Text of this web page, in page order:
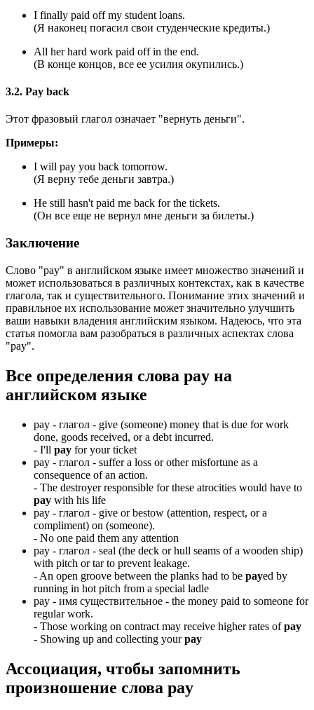
I finally paid off my student loans.
(Я наконец погасил свои студенческие кредиты.)
All her hard work paid off in the end.
(В конце концов, все ее усилия окупились.)
3.2. Pay back
Этот фразовый глагол означает "вернуть деньги".
Примеры:
I will pay you back tomorrow.
(Я верну тебе деньги завтра.)
He still hasn't paid me back for the tickets.
(Он все еще не вернул мне деньги за билеты.)
Заключение
Слово "pay" в английском языке имеет множество значений и
может использоваться в различных контекстах, как в качестве
глагола, так и существительного. Понимание этих значений и
правильное их использование может значительно улучшить
ваши навыки владения английским языком. Надеюсь, что эта
статья помогла вам разобраться в различных аспектах слова
"pay".
Все определения слова pay на
английском языке
pay - глагол - give (someone) money that is due for work
done, goods received, or a debt incurred.
- I'll pay for your ticket
pay - глагол - suffer a loss or other misfortune as a
consequence of an action.
- The destroyer responsible for these atrocities would have to
pay with his life
pay - глагол - give or bestow (attention, respect, or a
compliment) on (someone).
- No one paid them any attention
pay - глагол - seal (the deck or hull seams of a wooden ship)
with pitch or tar to prevent leakage.
- An open groove between the planks had to be payed by
running in hot pitch from a special ladle
pay - имя существительное - the money paid to someone for
regular work.
- Those working on contract may receive higher rates ofpay
- Showing up and collecting yourpay
Ассоциация, чтобы запомнить
произношение слова pay